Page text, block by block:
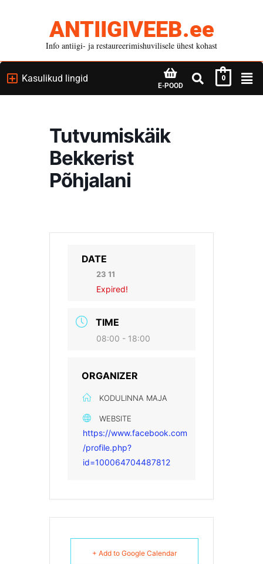
ANTIIGIVEEB.ee
Info antiigi- ja restaureerimishuvilisele ühest kohast
Kasulikud lingid
E-POOD
0
Tutvumiskäik
Bekkerist
Põhjalani
DATE
23 11
Expired!
TIME
08:00 - 18:00
ORGANIZER
KODULINNA MAJA
WEBSITE
https://www.facebook.com
/profile.php?
id=100064704487812
+ Add to Google Calendar